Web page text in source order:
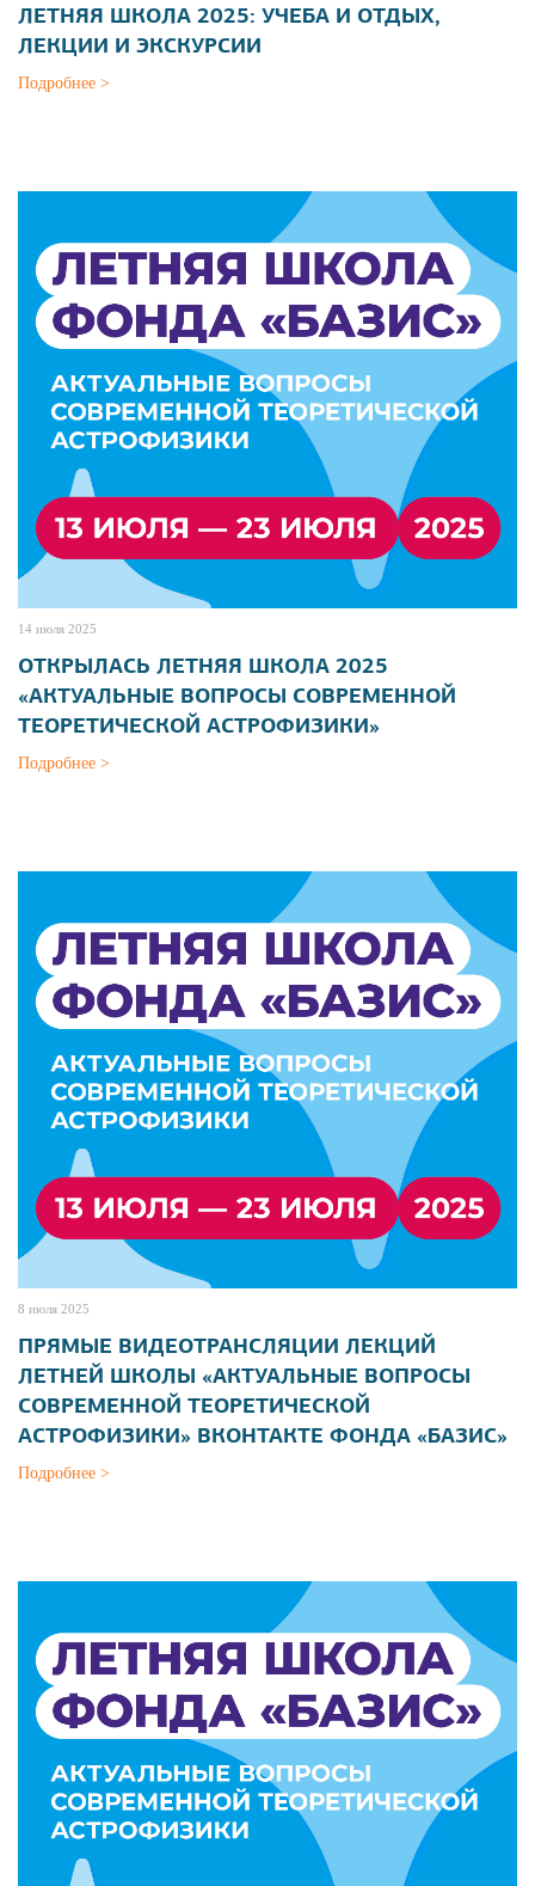
ЛЕТНЯЯ ШКОЛА 2025: УЧЕБА И ОТДЫХ,
ЛЕКЦИИ И ЭКСКУРСИИ
Подробнее >
14 июля 2025
ОТКРЫЛАСЬ ЛЕТНЯЯ ШКОЛА 2025
«АКТУАЛЬНЫЕ ВОПРОСЫ СОВРЕМЕННОЙ
ТЕОРЕТИЧЕСКОЙ АСТРОФИЗИКИ»
Подробнее >
8 июля 2025
ПРЯМЫЕ ВИДЕОТРАНСЛЯЦИИ ЛЕКЦИЙ
ЛЕТНЕЙ ШКОЛЫ «АКТУАЛЬНЫЕ ВОПРОСЫ
СОВРЕМЕННОЙ ТЕОРЕТИЧЕСКОЙ
АСТРОФИЗИКИ» ВКОНТАКТЕ ФОНДА «БАЗИС»
Подробнее >